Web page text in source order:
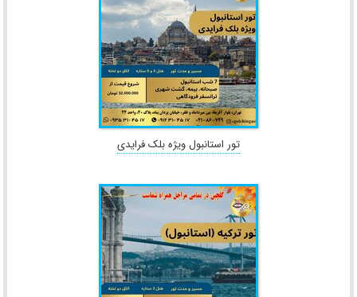
تور استانبول ویژه بلک فرایدی